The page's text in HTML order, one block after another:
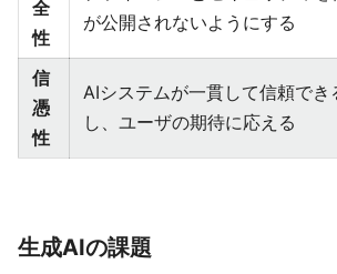
全
性
が公開されないようにする
信
憑
性
AIシステムが一貫して信頼でき
し、ユーザの期待に応える
生成AIの課題